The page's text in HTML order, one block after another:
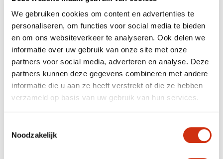
We gebruiken cookies om content en advertenties te
personaliseren, om functies voor social media te bieden
en om ons websiteverkeer te analyseren. Ook delen we
informatie over uw gebruik van onze site met onze
partners voor social media, adverteren en analyse. Deze
partners kunnen deze gegevens combineren met andere
informatie die u aan ze heeft verstrekt of die ze hebben
verzameld op basis van uw gebruik van hun services.
Noodzakelijk
Gepubliceerd op: 17 juli 2019